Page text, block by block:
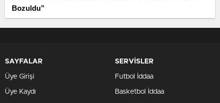
Bozuldu”
SAYFALAR
Üye Girişi
Üye Kaydı
SERVİSLER
Futbol İddaa
Basketbol İddaa